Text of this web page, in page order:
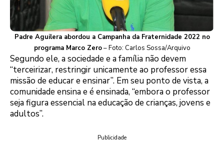
Padre Aguilera abordou a Campanha da Fraternidade 2022 no
programa Marco Zero– Foto: Carlos Sossa/Arquivo
Segundo ele, a sociedade e a família não devem
“terceirizar, restringir unicamente ao professor essa
missão de educar e ensinar”. Em seu ponto de vista, a
comunidade ensina e é ensinada, “embora o professor
seja figura essencial na educação de crianças, jovens e
adultos”.
Publicidade